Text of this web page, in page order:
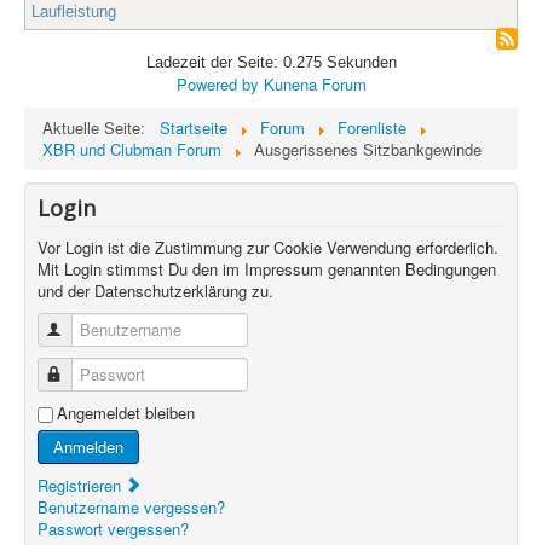
Laufleistung
Ladezeit der Seite: 0.275 Sekunden
Powered by Kunena Forum
Aktuelle Seite:
Startseite Forum
Forenliste
XBR und Clubman Forum
Ausgerissenes Sitzbankgewinde
Login
Vor Login ist die Zustimmung zur Cookie Verwendung erforderlich.
Mit Login stimmst Du den im Impressum genannten Bedingungen
und der Datenschutzerklärung zu.
Benutzername
Passwort
Angemeldet bleiben
Anmelden
Registrieren
Benutzername vergessen?
Passwort vergessen?